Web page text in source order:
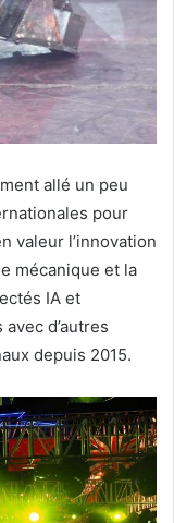
allé un peu
pour
valeur l’innovation
mécanique et la
IA et
d’autres
depuis 2015.